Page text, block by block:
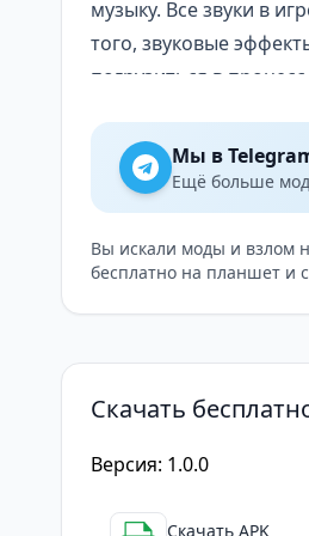
музыку. Все звуки в
того, звуковые
погрузиться в
Incredibox также
друзьями. Кроме
наслаждаться
Создавайте
Incredibox – это
простым
Мы в
Ещё больше
Вы искали моды и взлом
бесплатно на планшет и
Скачать
Версия: 1.0.0
Скачать APK